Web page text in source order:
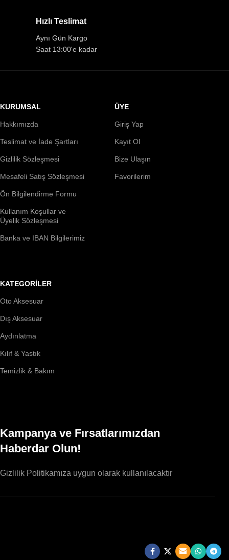
Hızlı Teslimat
Aynı Gün Kargo
Saat 13:00'e kadar
KURUMSAL
Hakkımızda
Teslimat ve İade Şartları
Gizlilik Sözleşmesi
Mesafeli Satış Sözleşmesi
Ön Bilgilendirme Formu
Kullanım Koşullar ve
Üyelik Sözleşmesi
Banka ve IBAN Bilgilerimiz
ÜYE
Giriş Yap
Kayıt Ol
Bize Ulaşın
Favorilerim
KATEGORİLER
Oto Aksesuar
Dış Aksesuar
Aydınlatma
Kılıf & Yastık
Temizlik & Bakım
Kampanya ve Fırsatlarımızdan
Haberdar Olun!
Gizlilik Politikamıza uygun olarak kullanılacaktır